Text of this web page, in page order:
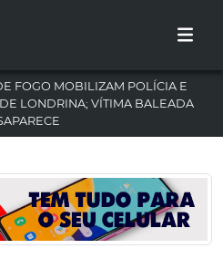
FOGO MOBILIZAM POLÍCIA E
LONDRINA; VÍTIMA BALEADA